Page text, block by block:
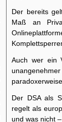
Der bereits
Maß an
Auch wer ein
Der DSA als
regelt als
und was nicht